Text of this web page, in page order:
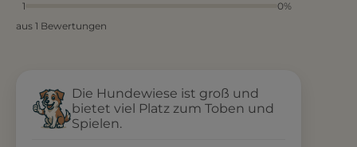
1
0%
aus 1 Bewertungen
Die Hundewiese ist groß und
bietet viel Platz zum Toben und
Spielen.